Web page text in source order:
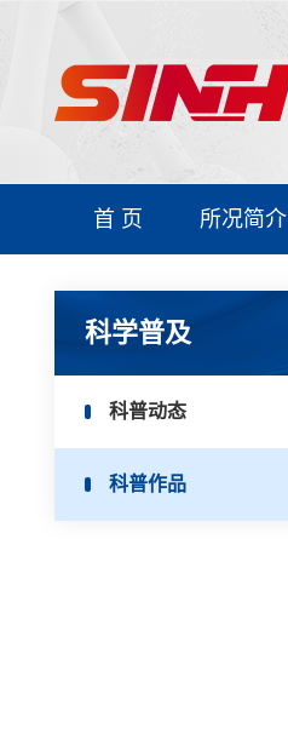
首 页 所况简介
科学普及
科普动态
科普作品